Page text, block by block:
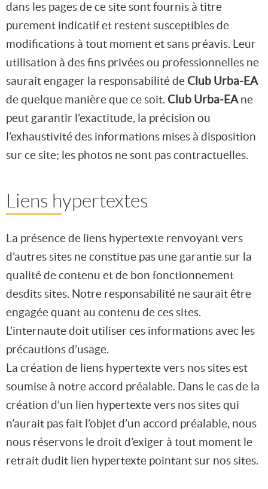
dans les pages de ce site sont fournis à titre
purement indicatif et restent susceptibles de
modifications à tout moment et sans préavis. Leur
utilisation à des fins privées ou professionnelles ne
saurait engager la responsabilité deClub Urba-EA
de quelque manière que ce soit. Club Urba-EAne
peut garantir l’exactitude, la précision ou
l’exhaustivité des informations mises à disposition
sur ce site; les photos ne sont pas contractuelles.
Liens hypertextes
La présence de liens hypertexte renvoyant vers
d’autres sites ne constitue pas une garantie sur la
qualité de contenu et de bon fonctionnement
desdits sites. Notre responsabilité ne saurait être
engagée quant au contenu de ces sites.
L’internaute doit utiliser ces informations avec les
précautions d’usage.
La création de liens hypertexte vers nos sites est
soumise à notre accord préalable. Dans le cas de la
création d’un lien hypertexte vers nos sites qui
n’aurait pas fait l’objet d’un accord préalable, nous
nous réservons le droit d’exiger à tout moment le
retrait dudit lien hypertexte pointant sur nos sites.